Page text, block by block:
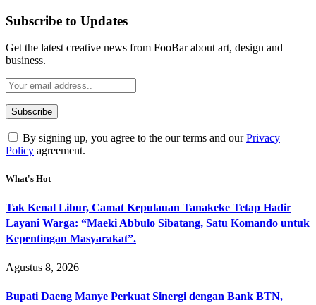
Subscribe to Updates
Get the latest creative news from FooBar about art, design and
business.
By signing up, you agree to the our terms and ourPrivacy
Policy agreement.
What's Hot
Tak Kenal Libur, Camat Kepulauan Tanakeke Tetap Hadir
Layani Warga: “Maeki Abbulo Sibatang, Satu Komando untuk
Kepentingan Masyarakat”.
Agustus 8, 2026
Bupati Daeng Manye Perkuat Sinergi dengan Bank BTN,